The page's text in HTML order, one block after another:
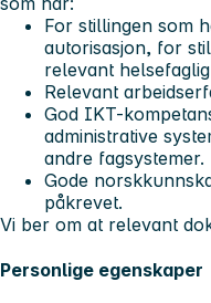
For stillingen som
autorisasjon, for
relevant
Relevant
God IKT-
administrative
andre fagsystemer.
Gode
påkrevet.
Vi ber om at relevant
Personlige egenskaper